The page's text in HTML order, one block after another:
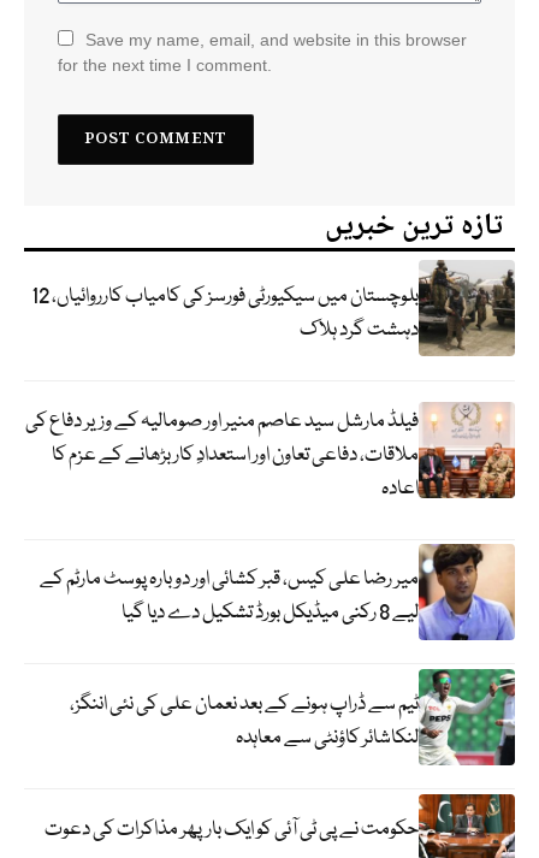
Save my name, email, and website in this browser
for the next time I comment.
تازہ ترین خبریں
بلوچستان میں سیکیورٹی فورسز کی کامیاب کارروائیاں، 12
دہشت گرد ہلاک
فیلڈ مارشل سید عاصم منیر اور صومالیہ کے وزیر دفاع کی
ملاقات، دفاعی تعاون اور استعدادِ کار بڑھانے کے عزم کا
اعادہ
میر رضا علی کیس، قبر کشائی اور دوبارہ پوسٹ مارٹم کے
لیے 8 رکنی میڈیکل بورڈ تشکیل دے دیا گیا
ٹیم سے ڈراپ ہونے کے بعد نعمان علی کی نئی اننگز،
لنکاشائر کاؤنٹی سے معاہدہ
حکومت نے پی ٹی آئی کو ایک بارپھر مذاکرات کی دعوت